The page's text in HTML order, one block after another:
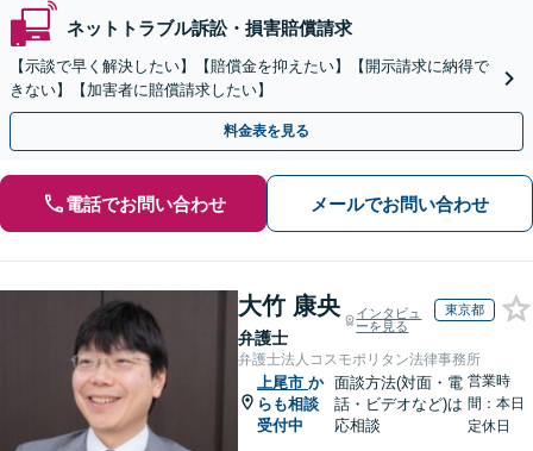
ネットトラブル訴訟・損害賠償請求
【示談で早く解決したい】【賠償金を抑えたい】【開示請求に納得で
きない】【加害者に賠償請求したい】
料金表を見る
電話でお問い合わせ メールでお問い合わせ
大竹 康央
弁護士
インタビュ
ーを見る
東京都
弁護士法人コスモポリタン法律事務所
上尾市 か
らも相談
受付中
面談方法(対面・電
話・ビデオなど)は
応相談
営業時
間：本日
定休日